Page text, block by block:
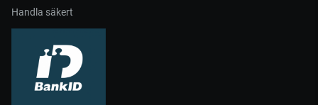
Handla säkert